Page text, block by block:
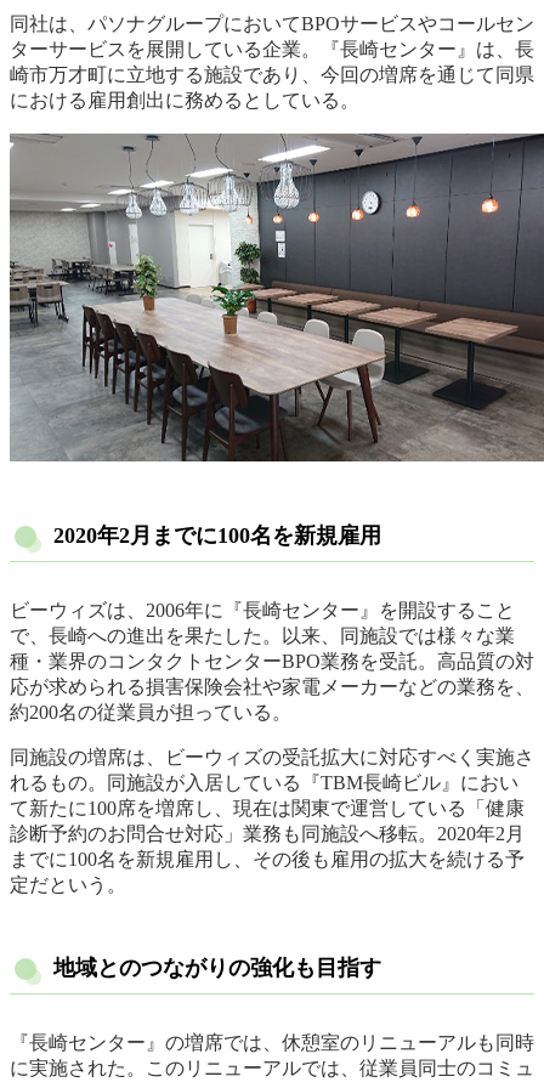
同社は、パソナグループにおいてBPOサービスやコールセン
ターサービスを展開している企業。『長崎センター』は、長
崎市万才町に立地する施設であり、今回の増席を通じて同県
における雇用創出に務めるとしている。
2020年2月までに100名を新規雇用
ビーウィズは、2006年に『長崎センター』を開設すること
で、長崎への進出を果たした。以来、同施設では様々な業
種・業界のコンタクトセンターBPO業務を受託。高品質の対
応が求められる損害保険会社や家電メーカーなどの業務を、
約200名の従業員が担っている。
同施設の増席は、ビーウィズの受託拡大に対応すべく実施さ
れるもの。同施設が入居している『TBM長崎ビル』におい
て新たに100席を増席し、現在は関東で運営している「健康
診断予約のお問合せ対応」業務も同施設へ移転。2020年2月
までに100名を新規雇用し、その後も雇用の拡大を続ける予
定だという。
地域とのつながりの強化も目指す
『長崎センター』の増席では、休憩室のリニューアルも同時
に実施された。このリニューアルでは、従業員同士のコミュ